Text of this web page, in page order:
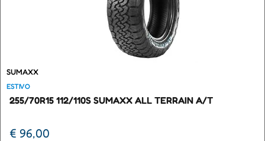
SUMAXX
ESTIVO
255/70R15 112/110S SUMAXX ALL TERRAIN A/T
€ 96,00